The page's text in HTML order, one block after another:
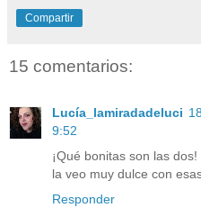
Compartir
15 comentarios:
Lucía_lamiradadeluci
9:52
¡Qué bonitas son las
la veo muy dulce con
Responder